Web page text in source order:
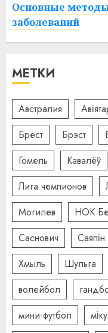
Основные
заболеваний
МЕТКИ
Австралия
Брест
Брэст
Гомель
Кавалёў
Лига чемпионов
Могилев
НОК
Саснович
Саяпін
Хмыль
Шульга
волейбол
мини-футбол